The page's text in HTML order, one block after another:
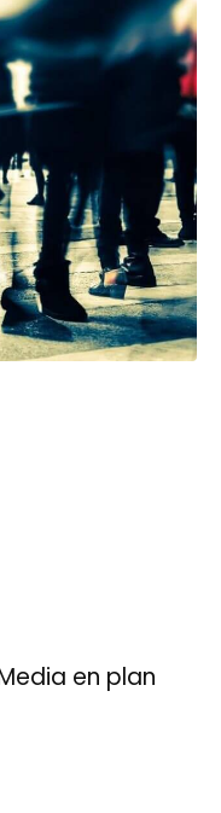
en plan